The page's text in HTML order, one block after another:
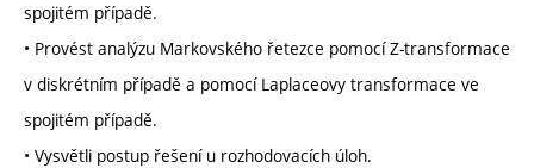
spojitém případě.
• Provést analýzu Markovského řetezce pomocí Z-transformace
v diskrétním případě a pomocí Laplaceovy transformace ve
spojitém případě.
• Vysvětli postup řešení u rozhodovacích úloh.